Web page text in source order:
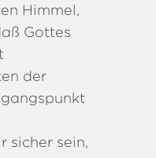
Himmel,
Gottes
der
sicher sein,